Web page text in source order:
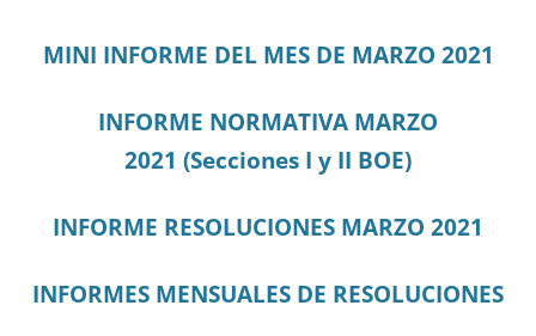
MINI INFORME DEL MES DE MARZO 2021
INFORME NORMATIVA MARZO
2021 (Secciones I y II BOE)
INFORME RESOLUCIONES MARZO 2021
INFORMES MENSUALES DE RESOLUCIONES